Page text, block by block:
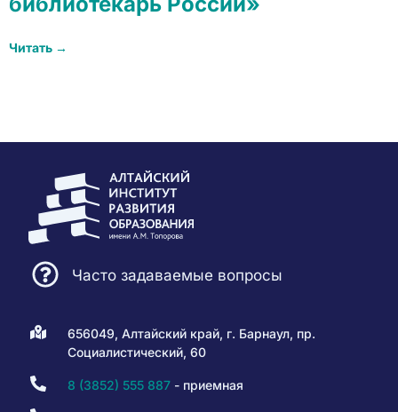
Читать →
Часто задаваемые вопросы
656049, Алтайский край, г. Барнаул, пр.
Социалистический, 60
8 (3852) 555 887- приемная